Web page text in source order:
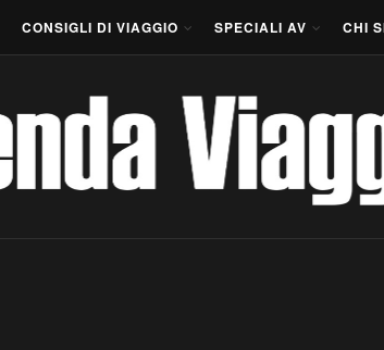
CONSIGLI DI VIAGGIO SPECIALI AV CHI